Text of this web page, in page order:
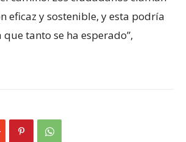
eficaz y sostenible, y esta podría
tanto se ha esperado”,